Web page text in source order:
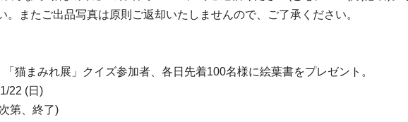
。またご出品写真は原則ご返却いたしませんので、ご了承ください。
猫まみれ展」クイズ参加者、各日先着100名様に絵葉書をプレゼント。
22 (日)
第、終了)